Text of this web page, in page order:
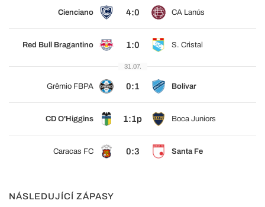
Cienciano 4:0 CA Lanús
Red Bull Bragantino 1:0 S. Cristal
31.07.
Grêmio FBPA 0:1 Bolívar
CD O'Higgins 1:1p Boca Juniors
Caracas FC 0:3 Santa Fe
NÁSLEDUJÍCÍ ZÁPASY